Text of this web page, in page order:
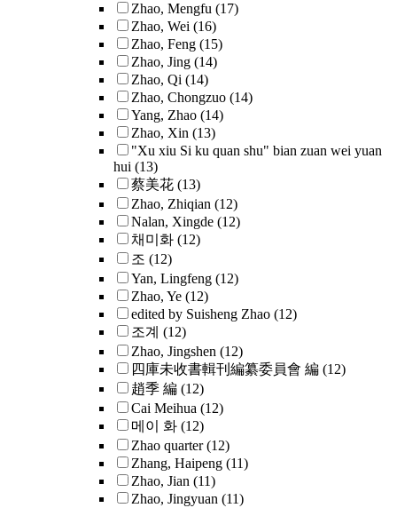
Zhao, Mengfu (17)
Zhao, Wei (16)
Zhao, Feng (15)
Zhao, Jing (14)
Zhao, Qi (14)
Zhao, Chongzuo (14)
Yang, Zhao (14)
Zhao, Xin (13)
"Xu xiu Si ku quan shu" bian zuan wei yuan
hui (13)
蔡美花 (13)
Zhao, Zhiqian (12)
Nalan, Xingde (12)
채미화 (12)
조 (12)
Yan, Lingfeng (12)
Zhao, Ye (12)
edited by Suisheng Zhao (12)
조계 (12)
Zhao, Jingshen (12)
四庫未收書輯刊編纂委員會 編 (12)
趙季 編 (12)
Cai Meihua (12)
메이 화 (12)
Zhao quarter (12)
Zhang, Haipeng (11)
Zhao, Jian (11)
Zhao, Jingyuan (11)